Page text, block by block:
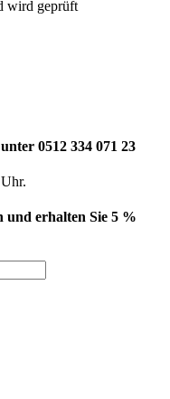
wird geprüft
0512 334 071 23
und erhalten Sie 5 %